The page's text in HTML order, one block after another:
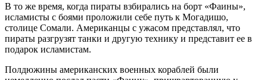
В то же время, когда пираты взбирались на борт «Фаины»,
исламисты с боями проложили себе путь к Могадишо,
столице Сомали. Американцы с ужасом представлял, что
пираты разгрузят танки и другую технику и представит ее в
подарок исламистам.
Полдюжины американских военных кораблей были